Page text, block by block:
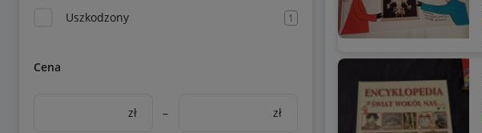
Uszkodzony 1
Cena
zł – zł